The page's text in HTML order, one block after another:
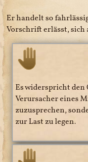
Er handelt so
Vorschrift erlässt, sich
Es widerspricht
Verursacher eines
zuzusprechen,
zur Last zu legen.